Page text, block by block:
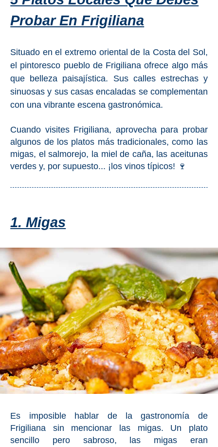
Probar En Frigiliana
Situado en el extremo oriental de la Costa del Sol,
el pintoresco pueblo de Frigiliana ofrece algo más
que belleza paisajística. Sus calles estrechas y
sinuosas y sus casas encaladas se complementan
con una vibrante escena gastronómica.
Cuando visites Frigiliana, aprovecha para probar
algunos de los platos más tradicionales, como las
migas, el salmorejo, la miel de caña, las aceitunas
verdes y, por supuesto... ¡los vinos típicos! 🍷
1. Migas
Es imposible hablar de la gastronomía de
Frigiliana sin mencionar las migas. Un plato
sencillo pero sabroso, las migas eran